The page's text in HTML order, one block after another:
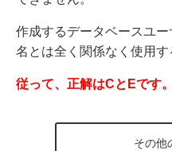
作成するデータベースユ
名とは全く関係なく使用す
従って、正解はCとEです。
その他